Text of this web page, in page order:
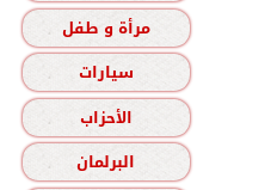
مرأة و طفل
سيارات
الأحزاب
البرلمان